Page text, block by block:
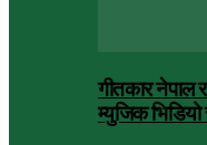
गीतकार नेपाल
म्युजिक भिडियो